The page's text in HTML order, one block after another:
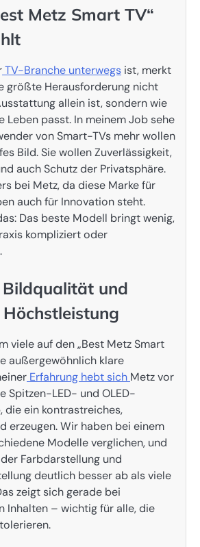
Metz Smart TV“
TV-Branche unterwegs ist, merkt
größte Herausforderung nicht
allein ist, sondern wie
Leben passt. In meinem Job sehe
von Smart-TVs mehr wollen
Bild. Sie wollen Zuverlässigkeit,
auch Schutz der Privatsphäre.
bei Metz, da diese Marke für
auch für Innovation steht.
Das beste Modell bringt wenig,
kompliziert oder
und
viele auf den „Best Metz Smart
außergewöhnlich klare
Erfahrung hebt sich Metz vor
Spitzen-LED- und OLED-
die ein kontrastreiches,
erzeugen. Wir haben bei einem
Modelle verglichen, und
Farbdarstellung und
deutlich besser ab als viele
zeigt sich gerade bei
Inhalten – wichtig für alle, die